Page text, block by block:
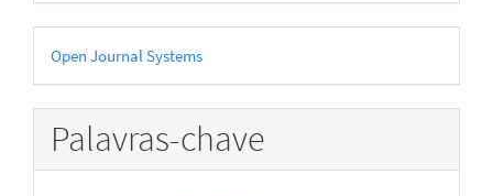
Desenvolvido
por
Open Journal Systems
Palavras-chave